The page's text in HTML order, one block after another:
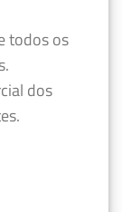
todos os
dos